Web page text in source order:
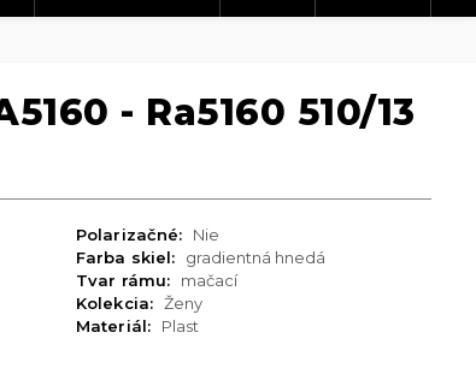
- Ra5160 510/13
Polarizačné:
Nie
Farba skiel:
gradientná hnedá
Tvar rámu:
mačací
Kolekcia: Ženy
Materiál:
Plast